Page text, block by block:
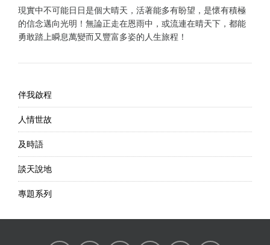
現實中不可能日日是個大晴天，活著能多有盼望，是懷有積極
的信念邁向光明！無論正走在恩雨中，或流連在晴天下，都能
勇敢踏上瞬息萬變而又豐富多姿的人生旅程！
伴我啟程
人情世故
及時語
談天說地
專題系列